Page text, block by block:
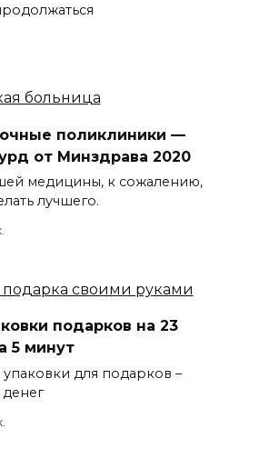
поликлиники —
от Минздрава 2020
медицины, к сожалению,
лучшего.
подарков на 23
5 минут
для подарков –
денег